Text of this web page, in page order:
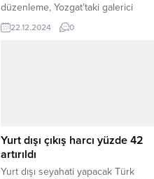
düzenleme, Yozgat’taki galerici
esnafının tepkisine yol açtı. Yeni
uygulamaya göre, araç alacak
yürürlüğe girdi. Yozgat Galericiler
Sitesi’nde oto alım-satımı yapan
Ferhat...
22.12.2024 0
Yurt dışı çıkış harcı yüzde 42
artırıldı
Yurt dışı seyahati yapacak Türk